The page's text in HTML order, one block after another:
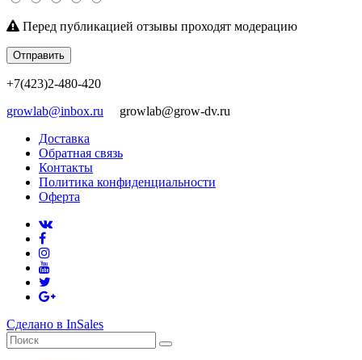
Перед публикацией отзывы проходят модерацию
Отправить
+7(423)2-480-420
growlab@inbox.ru growlab@grow-dv.ru
Доставка
Обратная связь
Контакты
Политика конфиденциальности
Оферта
Сделано в InSales